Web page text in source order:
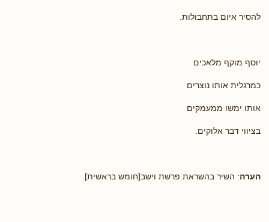
להסיר איום בתחבולות.
יוסף מוקף מלאכים
כמרגלית אותו נוצרים
אותו ימשו ממעמקים
בציווי דבר אלוקים.
הערה: השיר בהשראת פרשת וישב[חומש בראשית]